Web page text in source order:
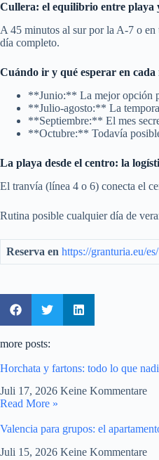
Cullera: el equilibrio entre playa
A 45 minutos al sur por la A-7 o en
día completo.
Cuándo ir y qué esperar en cada
**Junio:** La mejor opción
**Julio-agosto:** La
**Septiembre:** El mes
**Octubre:** Todavía
La playa desde el centro: la
El tranvía (línea 4 o 6) conecta el
Rutina posible cualquier día de
Reserva en https://granturia.eu/es/
more posts:
Horchata y fartons: todo lo que
Juli 17, 2026 Keine Kommentare
Read More »
Valencia para grupos: el
Juli 15, 2026 Keine Kommentare